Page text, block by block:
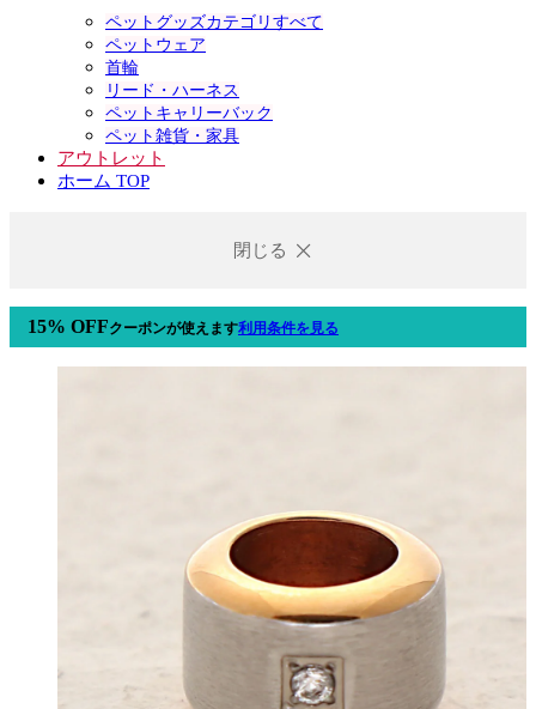
ペットグッズカテゴリすべて
ペットウェア
首輪
リード・ハーネス
ペットキャリーバック
ペット雑貨・家具
アウトレット
ホーム TOP
閉じる
15% OFFクーポンが使えます利用条件を見る